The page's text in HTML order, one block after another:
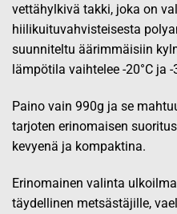
vettähylkivä takki, joka on
hiilikuituvahvisteisesta
suunniteltu äärimmäisiin
lämpötila vaihtelee -20°C ja -
Paino vain 990g ja se
tarjoten erinomaisen
kevyenä ja kompaktina.
Erinomainen valinta
täydellinen metsästäjille,